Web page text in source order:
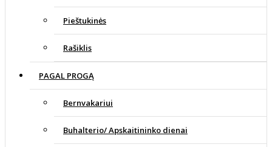
Pieštukinės
Rašiklis
PAGAL PROGĄ
Bernvakariui
Buhalterio/ Apskaitininko dienai